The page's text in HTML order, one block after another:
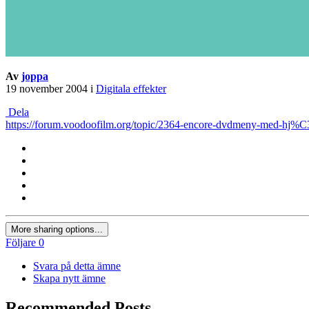
Av joppa
19 november 2004 i Digitala effekter
Dela
https://forum.voodoofilm.org/topic/2364-encore-dvdmeny-med-
More sharing options...
Följare 0
Svara på detta ämne
Skapa nytt ämne